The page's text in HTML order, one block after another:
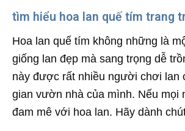
tìm hiểu hoa lan quế tím trang
Hoa lan quế tím không những là
giống lan đẹp mà sang trọng dễ
này được rất nhiều người chơi lan
gian vườn nhà của mình. Nếu
đam mê với hoa lan. Hãy dành